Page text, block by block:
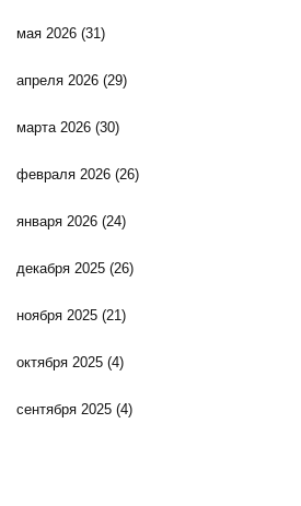
мая 2026 (31)
апреля 2026 (29)
марта 2026 (30)
февраля 2026 (26)
января 2026 (24)
декабря 2025 (26)
ноября 2025 (21)
октября 2025 (4)
сентября 2025 (4)